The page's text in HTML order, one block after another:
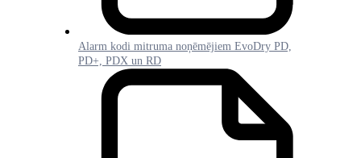
Alarm kodi mitruma noņēmējiem EvoDry PD,
PD+, PDX un RD